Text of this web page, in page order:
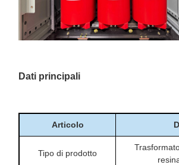
Dati principali
Articolo
Tipo di prodotto